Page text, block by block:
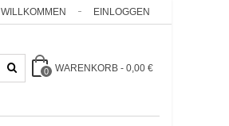
WILLKOMMEN EINLOGGEN
0 WARENKORB - 0,00 €